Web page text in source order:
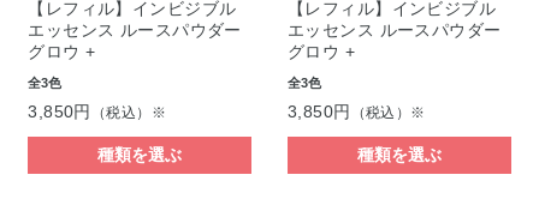
【レフィル】インビジブル
エッセンス ルースパウダー
グロウ +
全3色
3,850円 （税込）※
種類を選ぶ
【レフィル】インビジブル
エッセンス ルースパウダー
グロウ +
全3色
3,850円 （税込）※
種類を選ぶ